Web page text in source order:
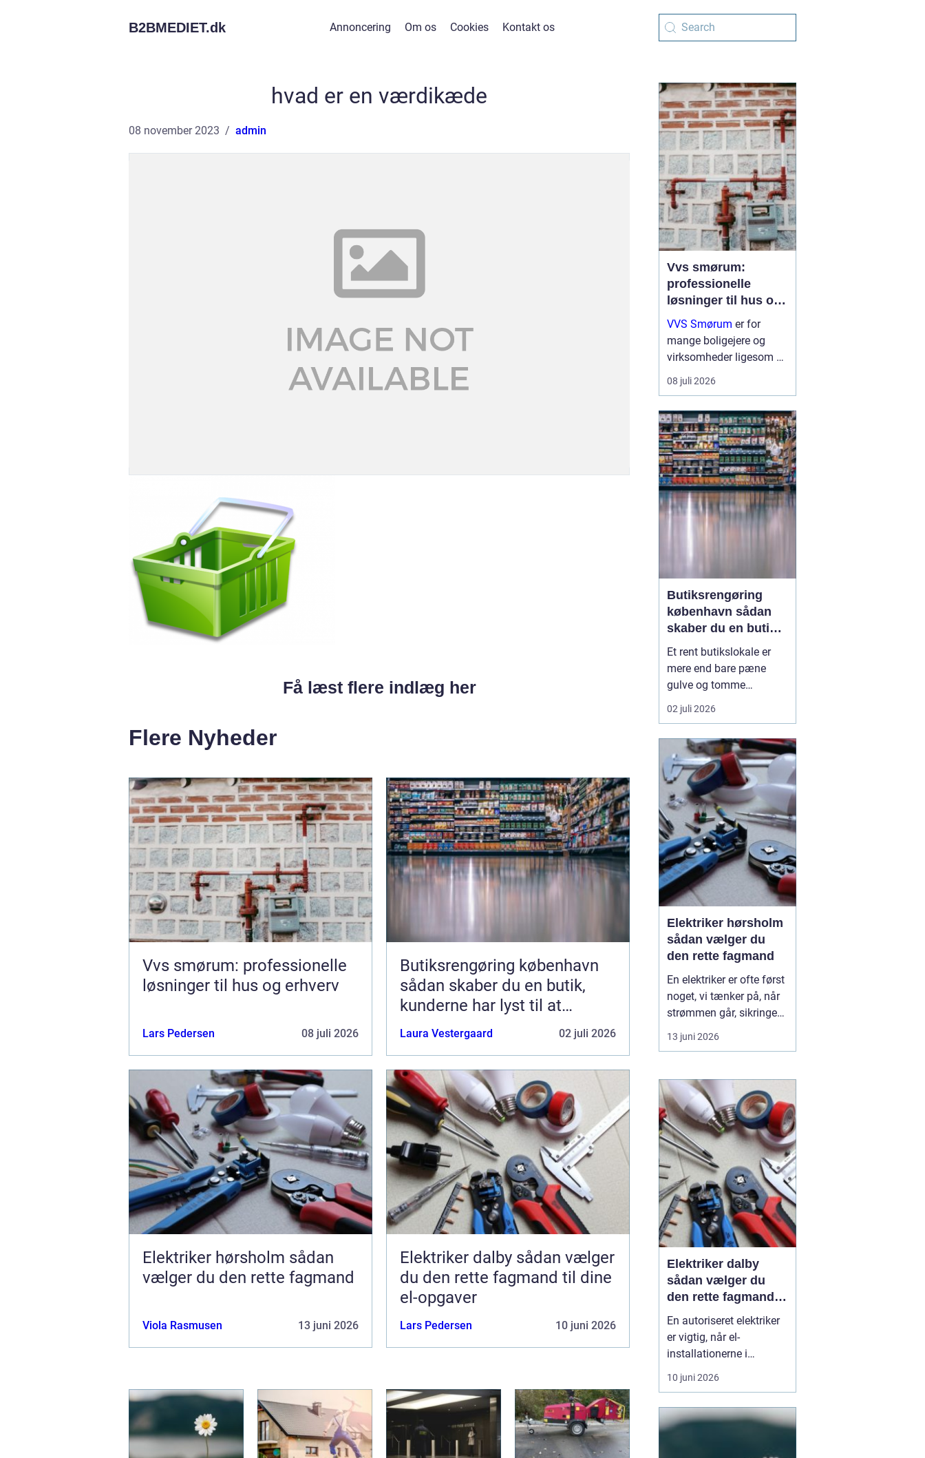
B2BMEDIET.dk Annoncering Om os Cookies Kontakt os
hvad er en værdikæde
08 november 2023 admin
Få læst flere indlæg her
Flere Nyheder
Vvs smørum: professionelle
løsninger til hus og erhverv
Lars Pedersen 08 juli 2026
Butiksrengøring københavn
sådan skaber du en butik,
kunderne har lyst til at
komme tilbage til
Laura Vestergaard 02 juli 2026
Elektriker hørsholm sådan
vælger du den rette fagmand
Viola Rasmusen 13 juni 2026
Elektriker dalby sådan vælger
du den rette fagmand til dine
el-opgaver
Lars Pedersen 10 juni 2026
Vvs smørum:
professionelle
løsninger til hus og
erhverv
VVS Smørum er for
mange boligejere og
virksomheder ligesom en
tryg livline, når vand,
varme eller afløb driller.
kun om rør og ventiler,
men om sikkerhed,
komfort og en ...
08 juli 2026
Butiksrengøring
københavn sådan
skaber du en butik,
kunderne har lyst til
at komme tilbage til
Et rent butikslokale er
mere end bare pæne
gulve og tomme
skraldespande.
Rengøringen påvirker
førstehåndsindtryk, hvor
længe de bliver i
butikken, og om de
vælger at komme igen.
Særligt i en
konkurrencepræget by
som København kan
målrettet ...
02 juli 2026
Elektriker hørsholm
sådan vælger du
den rette fagmand
En elektriker er ofte først
noget, vi tænker på, når
strømmen går, sikringen
springer, eller vi står med
en akut fejl på en
som Hørsholm, hvor
mange boliger er ældre,
og flere bygger om eller
udvider, spiller en dygtig
elekt...
13 juni 2026
Elektriker dalby
sådan vælger du
den rette fagmand
til dine el-opgaver
En autoriseret elektriker
er vigtig, når el-
installationerne i
hjemmet eller
virksomheden skal være
Fejl på el-installationer
10 juni 2026